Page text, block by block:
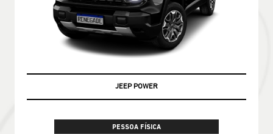
JEEP POWER
PESSOA FÍSICA